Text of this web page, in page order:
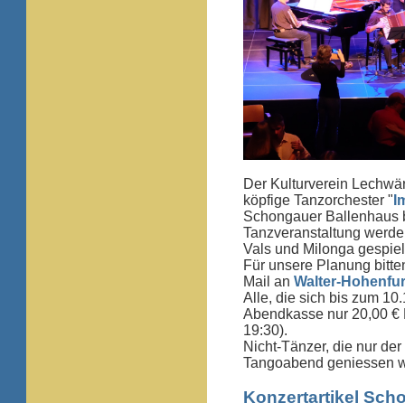
Der Kulturverein
köpfige Tanzorchester "
Schongauer Ballenhaus
Tanzveranstaltung
Vals und Milonga
Für unsere Planung
Mail an Walter-
Alle, die sich bis zum
Abendkasse nur 20,00
19:30).
Nicht-Tänzer, die nur
Tangoabend geniessen
Konzertartikel